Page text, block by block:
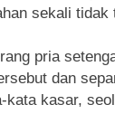
sekali
pria
dan
kata kasar,